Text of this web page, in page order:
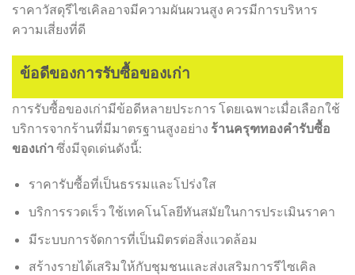
ราคาวัสดุรีไซเคิลอาจมีความผันผวนสูง ควรมีการบริหาร
ความเสี่ยงที่ดี
ข้อดีของการรับซื้อของเก่า
การรับซื้อของเก่ามีข้อดีหลายประการ โดยเฉพาะเมื่อเลือกใช้
บริการจากร้านที่มีมาตรฐานสูงอย่าง ร้านครุฑทองคำรับซื้อ
ของเก่า ซึ่งมีจุดเด่นดังนี้:
ราคารับซื้อที่เป็นธรรมและโปร่งใส
บริการรวดเร็ว ใช้เทคโนโลยีทันสมัยในการประเมินราคา
มีระบบการจัดการที่เป็นมิตรต่อสิ่งแวดล้อม
สร้างรายได้เสริมให้กับชุมชนและส่งเสริมการรีไซเคิล